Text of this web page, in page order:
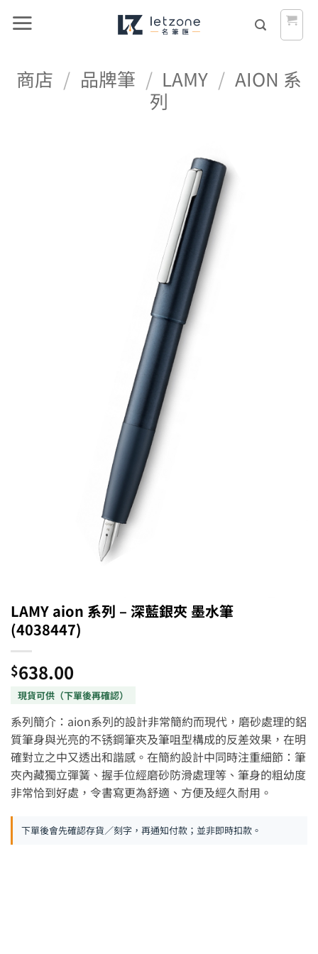
商店 / 品牌筆 / LAMY / AION 系
列
LAMY aion 系列 – 深藍銀夾 墨水筆
(4038447)
$638.00
系列簡介：aion系列的設計非常簡約而現代，磨砂處理的鋁
質筆身與光亮的不锈鋼筆夾及筆咀型構成的反差效果，在明
確對立之中又透出和諧感。在簡約設計中同時注重細節：筆
夾內藏獨立彈簧、握手位經磨砂防滑處理等、筆身的粗幼度
非常恰到好處，令書寫更為舒適、方便及經久耐用。
下單後會先確認存貨／刻字，再通知付款；並非即時扣款。